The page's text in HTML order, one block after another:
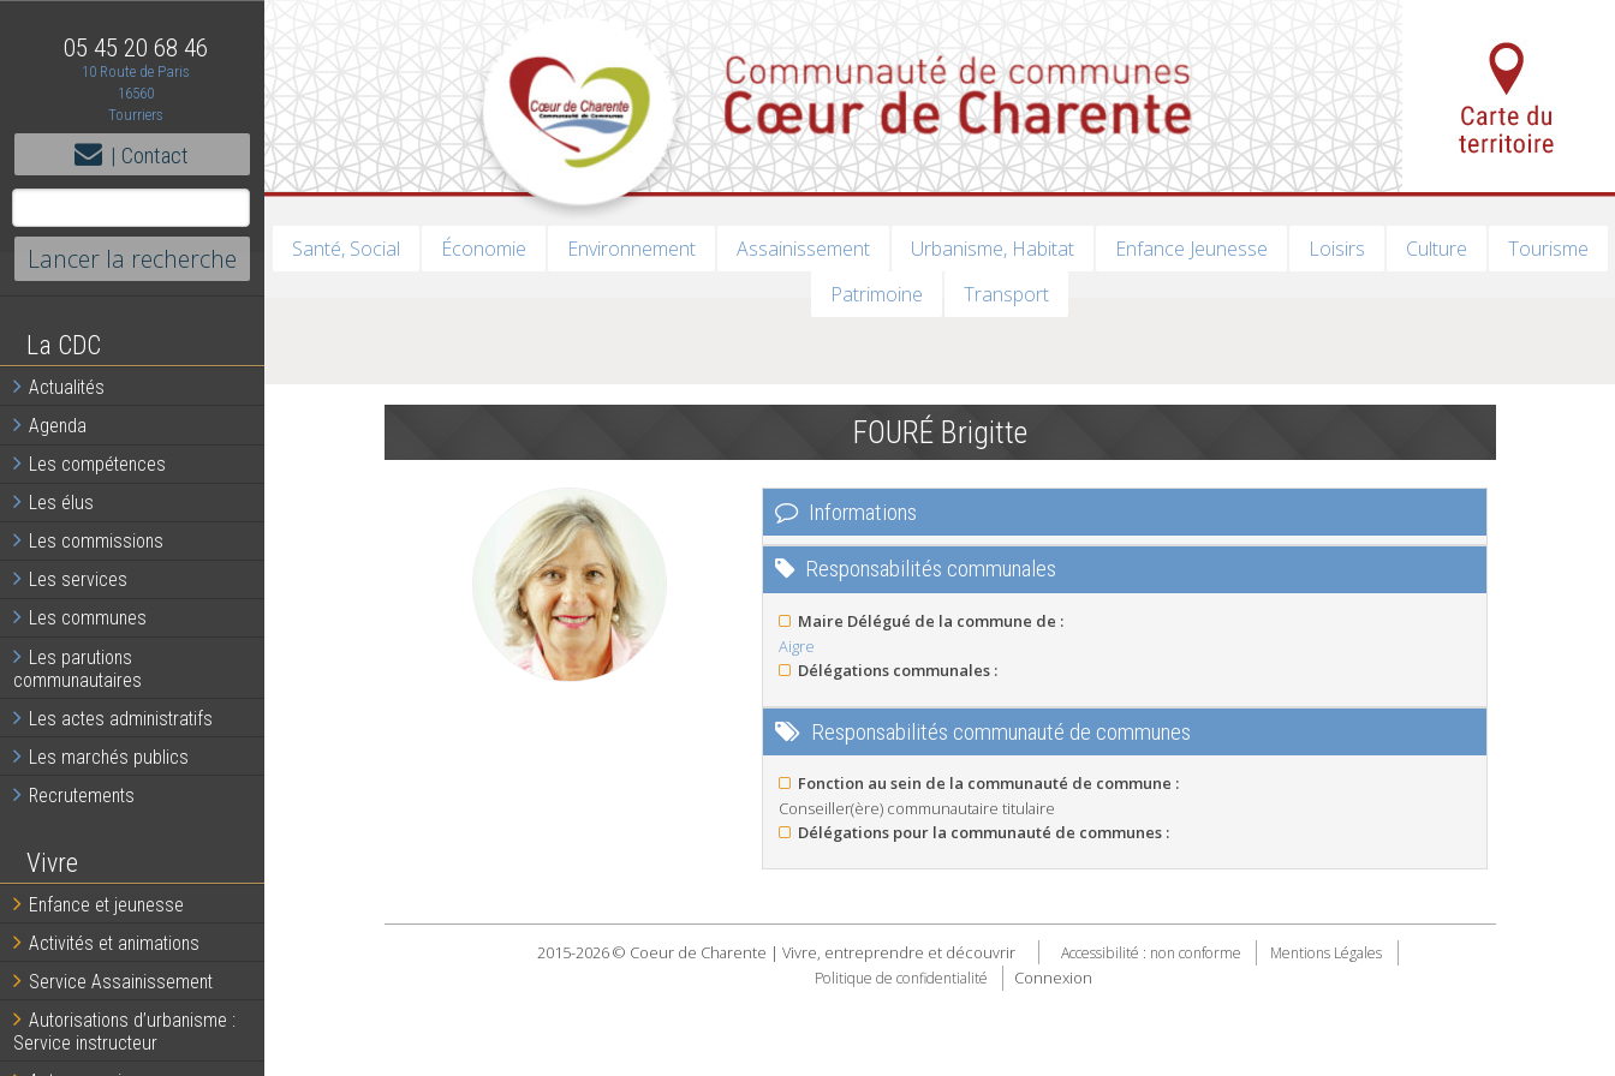
05 45 20 68 46
10 Route de Paris
16560
Tourriers
| Contact
La CDC
Actualités
Agenda
Les compétences
Les élus
Les commissions
Les services
Les communes
Les parutions
communautaires
Les actes administratifs
Les marchés publics
Recrutements
Vivre
Enfance et jeunesse
Activités et animations
Service Assainissement
Autorisations d’urbanisme :
Service instructeur
Santé, Social Économie Environnement Assainissement Urbanisme, Habitat Enfance Jeunesse Loisirs Culture
Tourisme
Patrimoine
Transport
FOURÉ Brigitte
Informations
Responsabilités communales
Maire Délégué de la commune de :
Aigre
Délégations communales :
Responsabilités communauté de communes
Fonction au sein de la communauté de commune :
Conseiller(ère) communautaire titulaire
Délégations pour la communauté de communes :
2015-2026 © Coeur de Charente | Vivre, entreprendre et découvrir Accessibilité : non conforme
Mentions Légales
Politique de confidentialité
Connexion